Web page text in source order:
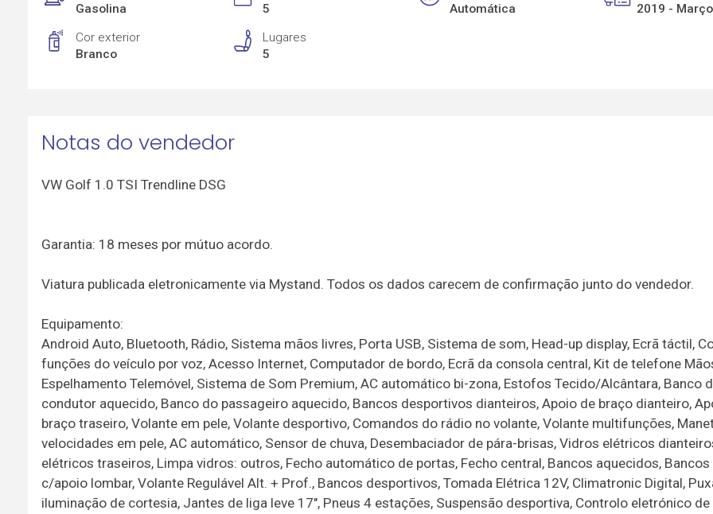
Gasolina
5
Automática
2019 - Março
Cor exterior
Branco
Lugares
5
Notas do vendedor
VW Golf 1.0 TSI Trendline DSG
Garantia: 18 meses por mútuo acordo.
Viatura publicada eletronicamente via Mystand. Todos os dados carecem de confirmação junto do vendedor.
Equipamento:
Android Auto, Bluetooth, Rádio, Sistema mãos livres, Porta USB, Sistema de som, Head-up display, Ecrã táctil,
funções do veículo por voz, Acesso Internet, Computador de bordo, Ecrã da consola central, Kit de telefone
Espelhamento Telemóvel, Sistema de Som Premium, AC automático bi-zona, Estofos Tecido/Alcântara, Banco
condutor aquecido, Banco do passageiro aquecido, Bancos desportivos dianteiros, Apoio de braço dianteiro,
braço traseiro, Volante em pele, Volante desportivo, Comandos do rádio no volante, Volante multifunções,
velocidades em pele, AC automático, Sensor de chuva, Desembaciador de pára-brisas, Vidros elétricos
elétricos traseiros, Limpa vidros: outros, Fecho automático de portas, Fecho central, Bancos aquecidos,
c/apoio lombar, Volante Regulável Alt. + Prof., Bancos desportivos, Tomada Elétrica 12V, Climatronic Digital,
iluminação de cortesia, Jantes de liga leve 17", Pneus 4 estações, Suspensão desportiva, Controlo eletrónico de